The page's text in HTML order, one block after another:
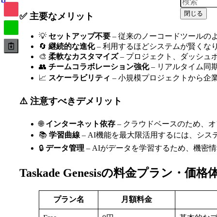
✅ 主要なメリット
💡 セットアップ不要 – 従来のノーコードツールの
🔄 継続的な進化– 利用するほどシステムが賢くな
🎨 柔軟なカスタマイズ– プロジェクト、ダッシュ
👥 チームコラボレーション強化– リアルタイム同
📈 スケーラビリティ – 小規模プロジェクトから企
⚠️ 注意すべきデメリット
🌐インターネット依存 – クラウドベースのため、
📚 学習曲線 – AI機能を最大限活用するには、シス
🔒 データ管理 – AIがデータを学習するため、機密
Taskade Genesisの料金プラン・価格
プラン名 月額料金
閉じる